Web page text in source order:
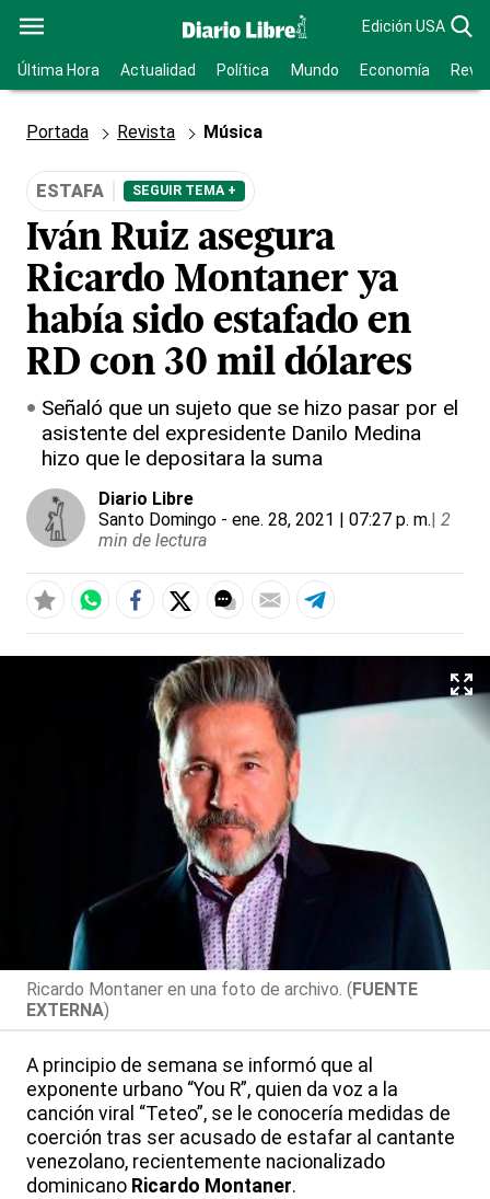
Edición USA
Última Hora Actualidad Política Mundo Economía
Portada Revista Música
ESTAFA SEGUIR TEMA +
Iván Ruiz asegura
Ricardo Montaner ya
había sido estafado en
RD con 30 mil dólares
Señaló que un sujeto que se hizo pasar por el
asistente del expresidente Danilo Medina
hizo que le depositara la suma
Diario Libre
Santo Domingo - ene. 28, 2021 | 07:27 p. m.| 2
min de lectura
Ricardo Montaner en una foto de archivo. (FUENTE
EXTERNA)
A principio de semana se informó que al
exponente urbano “You R”, quien da voz a la
canción viral “Teteo”, se le conocería medidas de
coerción tras ser acusado de estafar al cantante
venezolano, recientemente nacionalizado
dominicano Ricardo Montaner.